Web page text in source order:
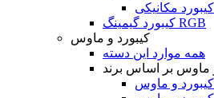
کیبورد گیمینگ RGB
کیبورد و ماوس
همه موارد این دسته
ماوس بر اساس برند